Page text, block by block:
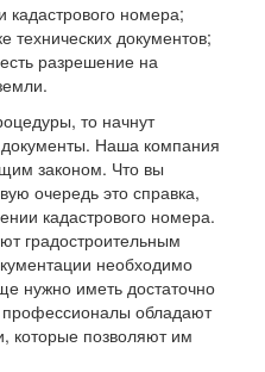
кадастрового номера;
технических документов;
разрешение на
то начнут
документы. Наша компания
законом. Что вы
очередь это справка,
кадастрового номера.
градостроительным
необходимо
нужно иметь достаточно
обладают
которые позволяют им